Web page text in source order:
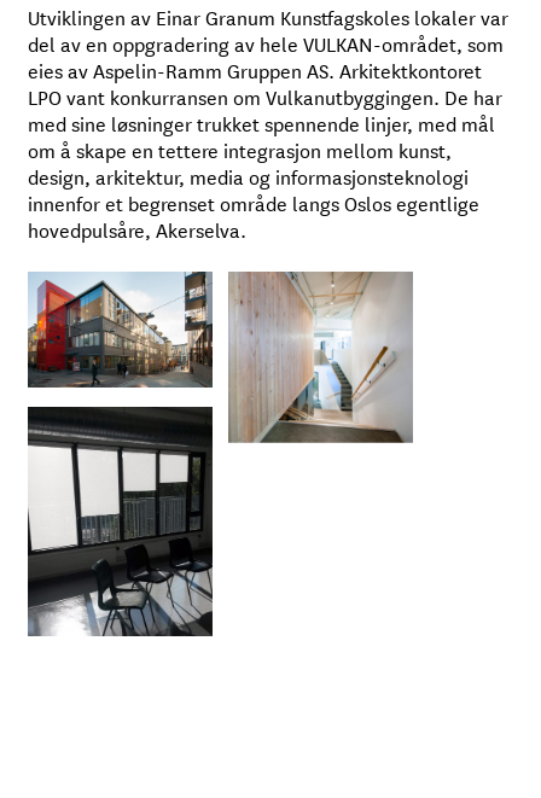
Utviklingen av Einar Granum Kunstfagskoles lokaler var
del av en oppgradering av hele VULKAN-området, som
eies av Aspelin-Ramm Gruppen AS. Arkitektkontoret
LPO vant konkurransen om Vulkanutbyggingen. De har
med sine løsninger trukket spennende linjer, med mål
om å skape en tettere integrasjon mellom kunst,
design, arkitektur, media og informasjonsteknologi
innenfor et begrenset område langs Oslos egentlige
hovedpulsåre, Akerselva.